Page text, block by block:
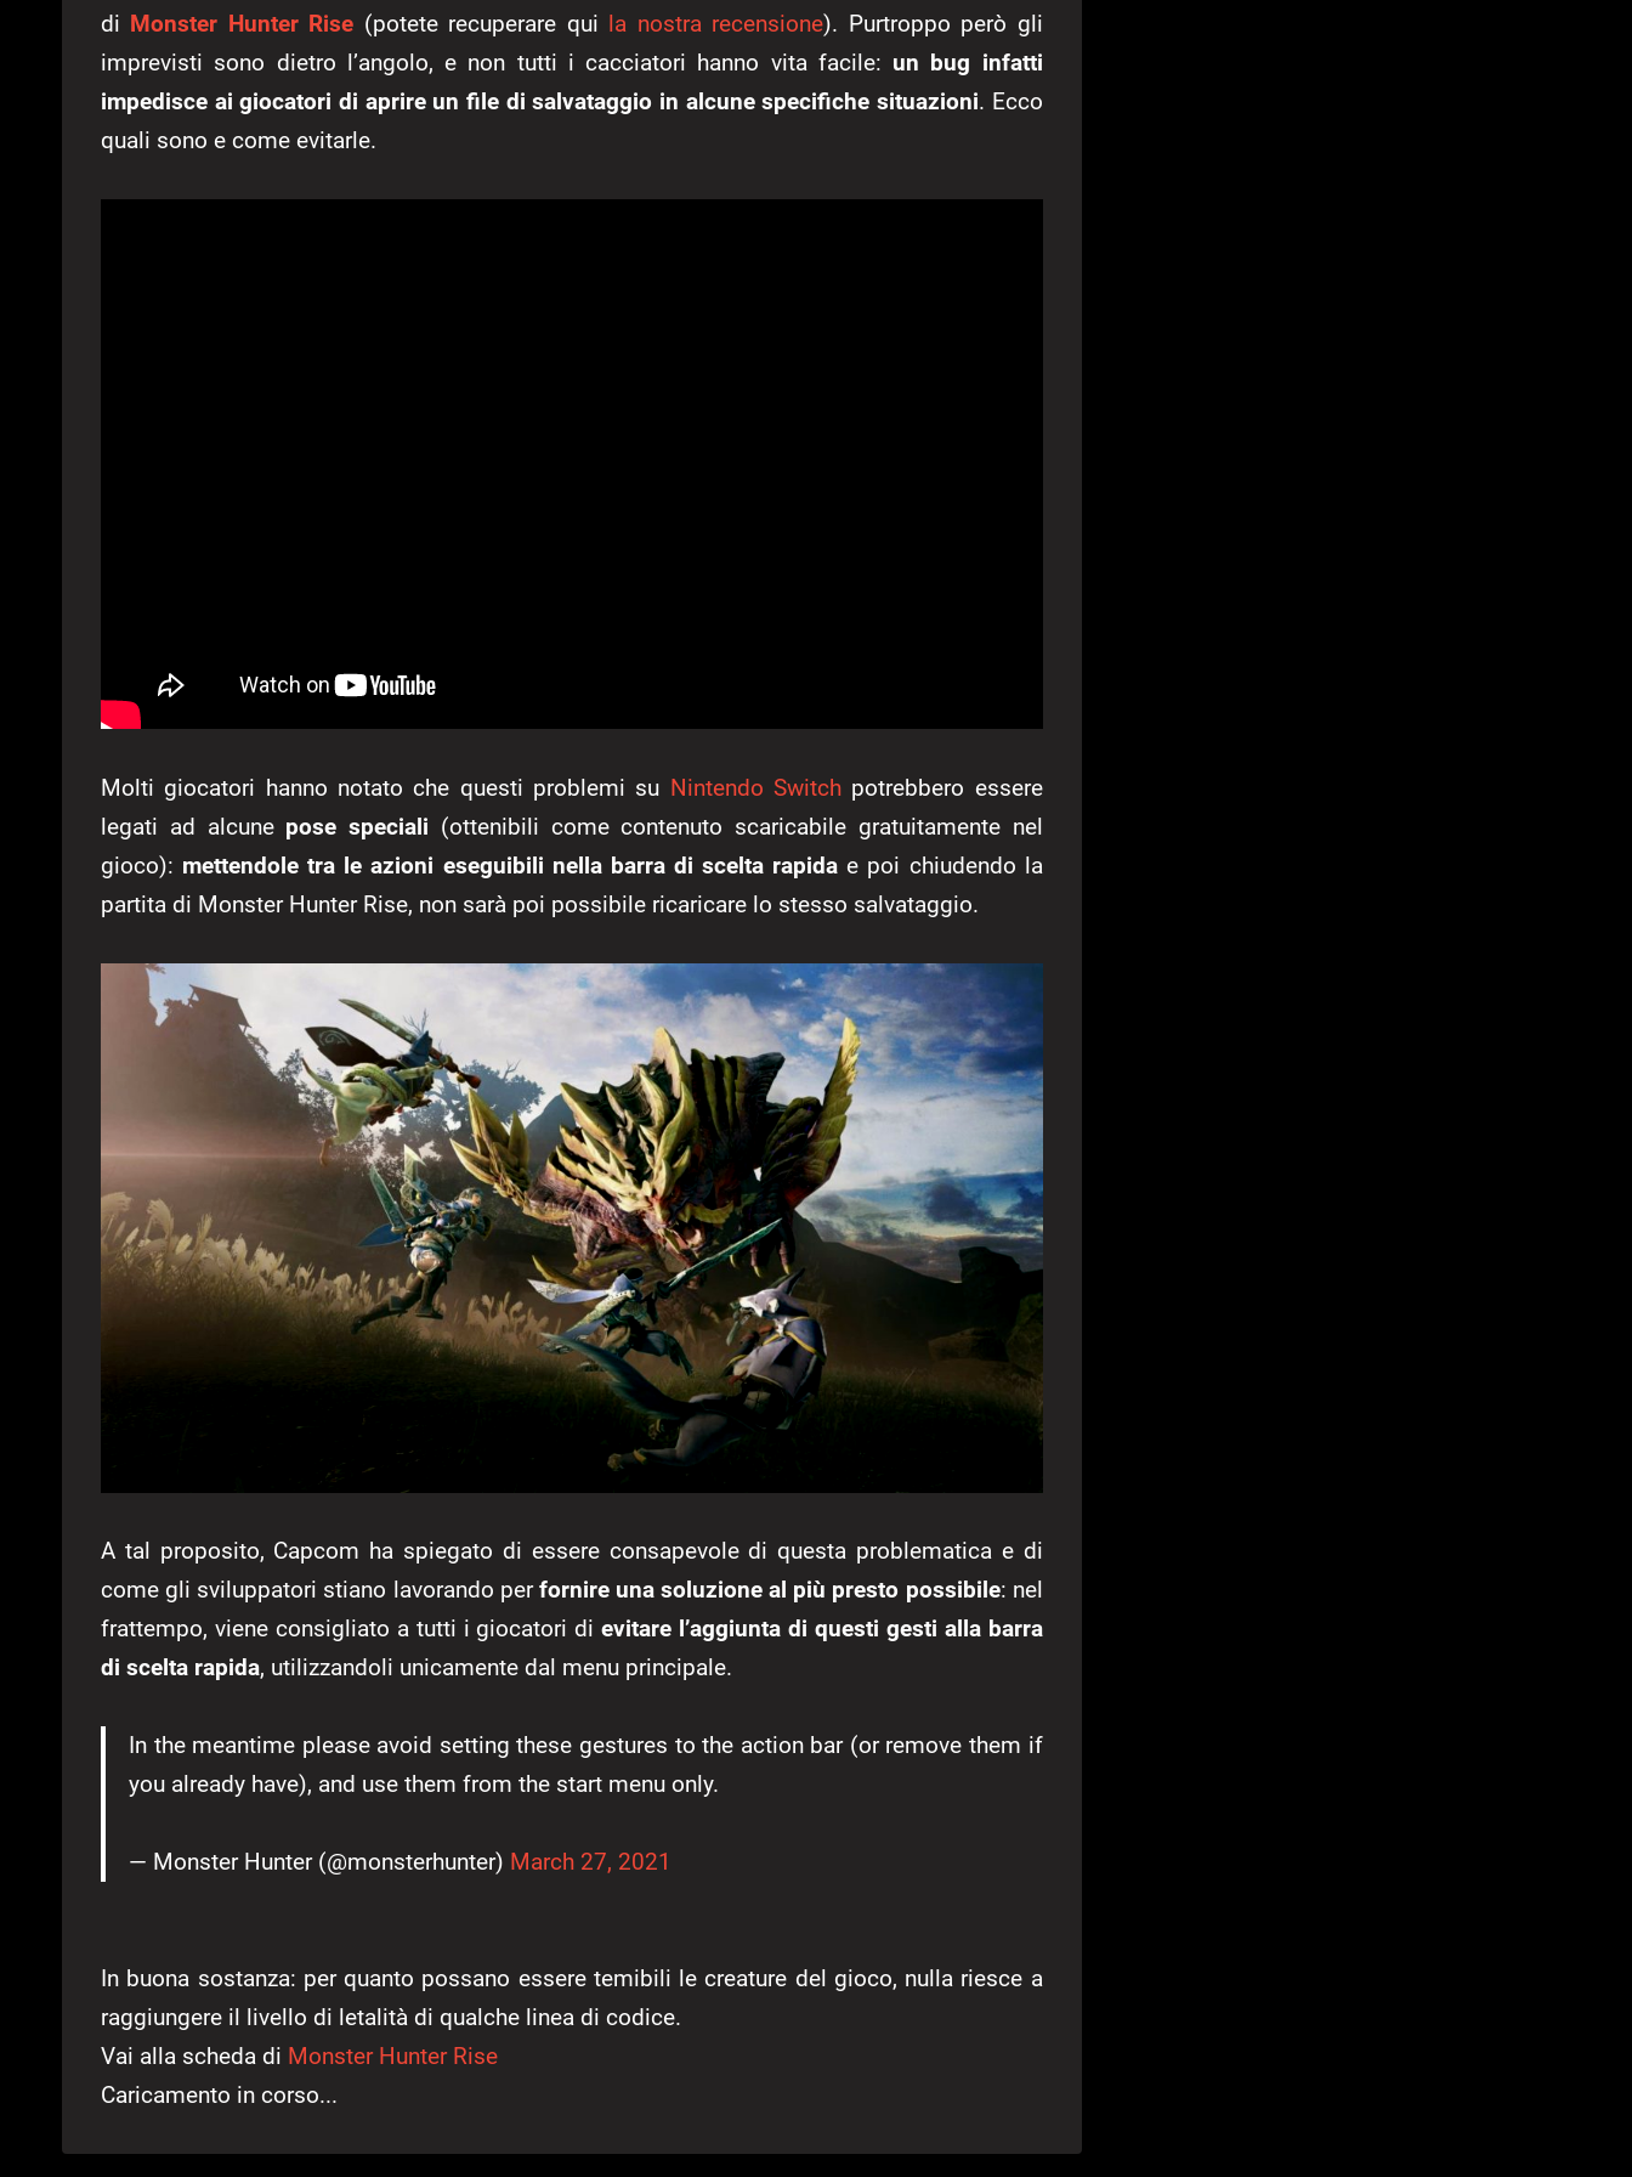
di Monster Hunter Rise (potete recuperare qui la nostra recensione). Purtroppo però gli
imprevisti sono dietro l’angolo, e non tutti i cacciatori hanno vita facile: un bug infatti
impedisce ai giocatori di aprire un file di salvataggio in alcune specifiche situazioni. Ecco
quali sono e come evitarle.
Molti giocatori hanno notato che questi problemi su Nintendo Switch potrebbero essere
legati ad alcune pose speciali (ottenibili come contenuto scaricabile gratuitamente nel
gioco): mettendole tra le azioni eseguibili nella barra di scelta rapida e poi chiudendo la
partita di Monster Hunter Rise, non sarà poi possibile ricaricare lo stesso salvataggio.
A tal proposito, Capcom ha spiegato di essere consapevole di questa problematica e di
come gli sviluppatori stiano lavorando perfornire una soluzione al più presto possibile: nel
frattempo, viene consigliato a tutti i giocatori dievitare l’aggiunta di questi gesti alla barra
di scelta rapida, utilizzandoli unicamente dal menu principale.
In the meantime please avoid setting these gestures to the action bar (or remove them if
you already have), and use them from the start menu only.
— Monster Hunter (@monsterhunter) March 27, 2021
In buona sostanza: per quanto possano essere temibili le creature del gioco, nulla riesce a
raggiungere il livello di letalità di qualche linea di codice.
Vai alla scheda di Monster Hunter Rise
Caricamento in corso...